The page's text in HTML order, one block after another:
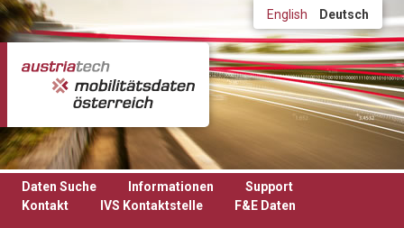
Direkt zum Inhalt English Deutsch
Daten Suche Informationen
Support
Kontakt
IVS Kontaktstelle
F&E Daten